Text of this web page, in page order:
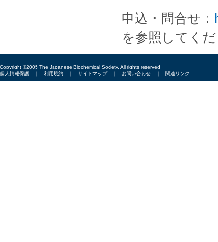
申込・問合せ：
を参照してく
Copyright ©2005 The Japanese Biochemical Society, All rights reserved
個人情報保護 ｜ 利用規約 ｜ サイトマップ｜ お問い合わせ ｜ 関連リンク